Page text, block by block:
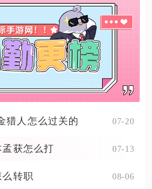
猎人怎么过关的 07-20
获怎么打 07-13
转职 08-06